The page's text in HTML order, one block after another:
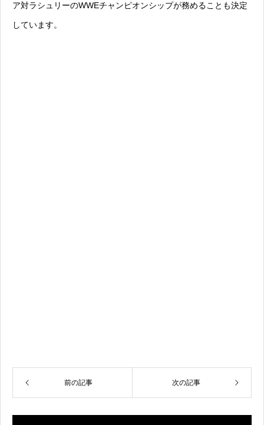
ア対ラシュリーのWWEチャンピオンシップが務めることも決定
しています。
前の記事 次の記事